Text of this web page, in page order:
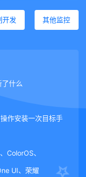
开发 其他监控
了什么
作安装一次目标手
ColorOS、
UI、荣耀